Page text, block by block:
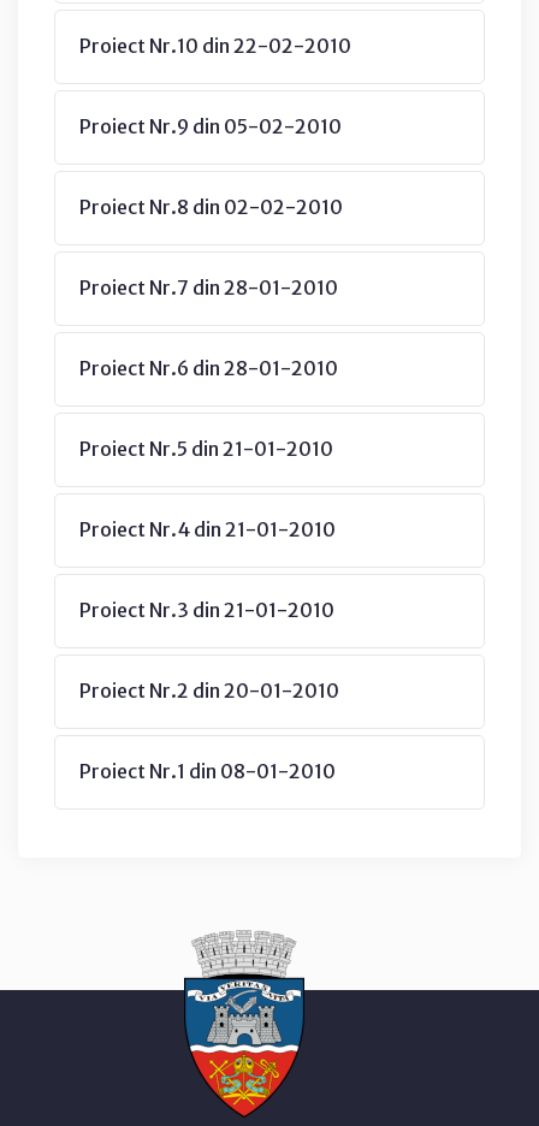
Proiect Nr.10 din 22-02-2010
Proiect Nr.9 din 05-02-2010
Proiect Nr.8 din 02-02-2010
Proiect Nr.7 din 28-01-2010
Proiect Nr.6 din 28-01-2010
Proiect Nr.5 din 21-01-2010
Proiect Nr.4 din 21-01-2010
Proiect Nr.3 din 21-01-2010
Proiect Nr.2 din 20-01-2010
Proiect Nr.1 din 08-01-2010